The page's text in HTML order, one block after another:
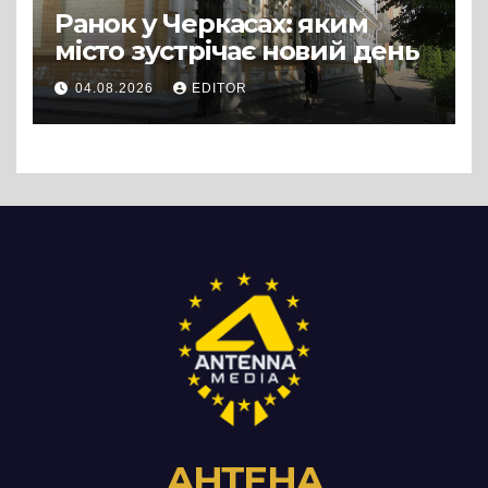
Ранок у Черкасах: яким
місто зустрічає новий день
04.08.2026 EDITOR